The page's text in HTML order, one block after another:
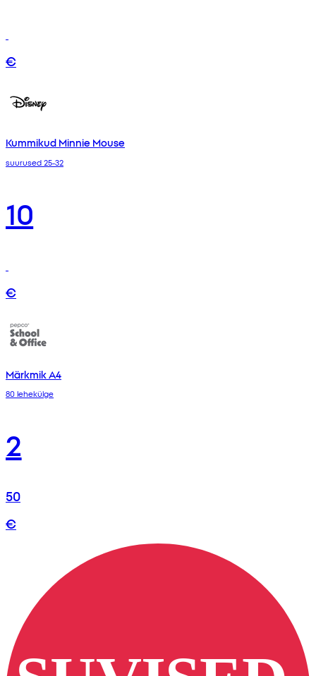
€
Kummikud Minnie Mouse
suurused 25-32
10
€
Märkmik A4
80 lehekülge
2
50
€